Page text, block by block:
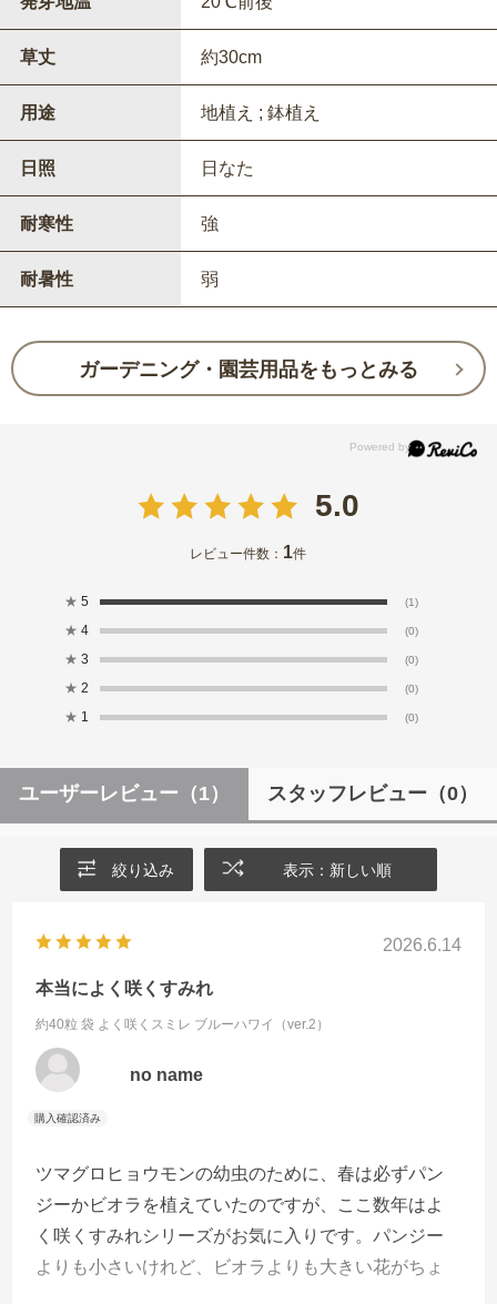
草丈 約30cm
用途 地植え ; 鉢植え
日照 日なた
耐寒性 強
耐暑性 弱
ガーデニング・園芸用品をもっとみる
5.0
レビュー件数： 1件
★ 5 (1)
★ 4 (0)
★ 3 (0)
★ 2 (0)
★ 1 (0)
ユーザーレビュー （1） スタッフレビュー （0）
絞り込み 表示：新しい順
2026.6.14
本当によく咲くすみれ
約40粒 袋 よく咲くスミレ ブルーハワイ（ver.2）
no name
ツマグロヒョウモンの幼虫のために、春は必ずパン
ジーかビオラを植えていたのですが、ここ数年はよ
く咲くすみれシリーズがお気に入りです。パンジー
よりも小さいけれど、ビオラよりも大きい花がちょ